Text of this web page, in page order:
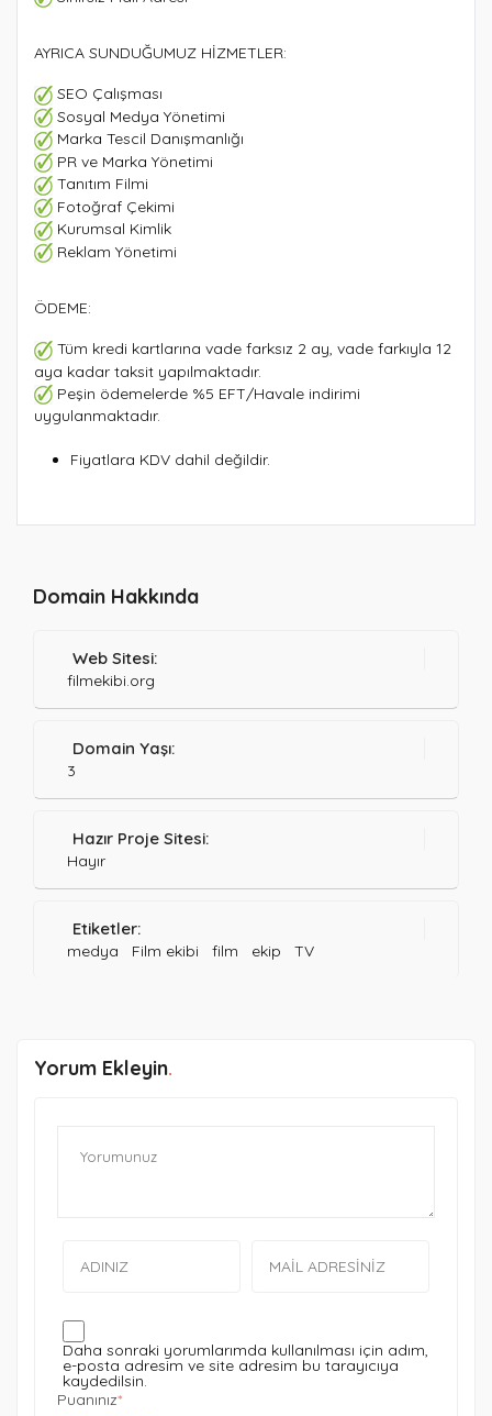
AYRICA SUNDUĞUMUZ HİZMETLER:
SEO Çalışması
Sosyal Medya Yönetimi
Marka Tescil Danışmanlığı
PR ve Marka Yönetimi
Tanıtım Filmi
Fotoğraf Çekimi
Kurumsal Kimlik
Reklam Yönetimi
ÖDEME:
Tüm kredi kartlarına vade farksız 2 ay, vade farkıyla 12
aya kadar taksit yapılmaktadır.
Peşin ödemelerde %5 EFT/Havale indirimi
uygulanmaktadır.
Fiyatlara KDV dahil değildir.
Domain Hakkında
Web Sitesi:
filmekibi.org
Domain Yaşı:
3
Hazır Proje Sitesi:
Hayır
Etiketler:
medya Film ekibi film ekip TV
Yorum Ekleyin
Daha sonraki yorumlarımda kullanılması için adım,
e-posta adresim ve site adresim bu tarayıcıya
kaydedilsin.
Puanınız